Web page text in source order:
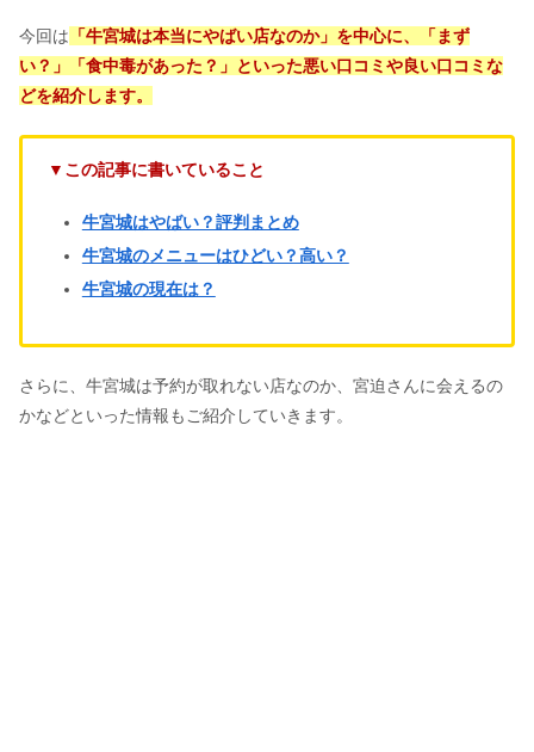
今回は 「牛宮城は本当にやばい店なのか」を中心に、「まず
い？」「食中毒があった？」といった悪い口コミや良い口コミな
どを紹介します。
▼この記事に書いていること
牛宮城はやばい？評判まとめ
牛宮城のメニューはひどい？高い？
牛宮城の現在は？
さらに、牛宮城は予約が取れない店なのか、宮迫さんに会えるの
かなどといった情報もご紹介していきます。